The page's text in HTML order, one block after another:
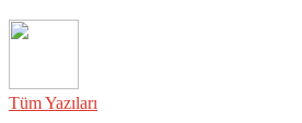
Tüm Yazıları